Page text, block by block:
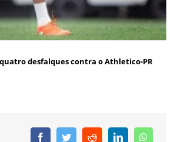
desfalques contra o Athletico-PR
FacebookTwitterRedditLinkedIn